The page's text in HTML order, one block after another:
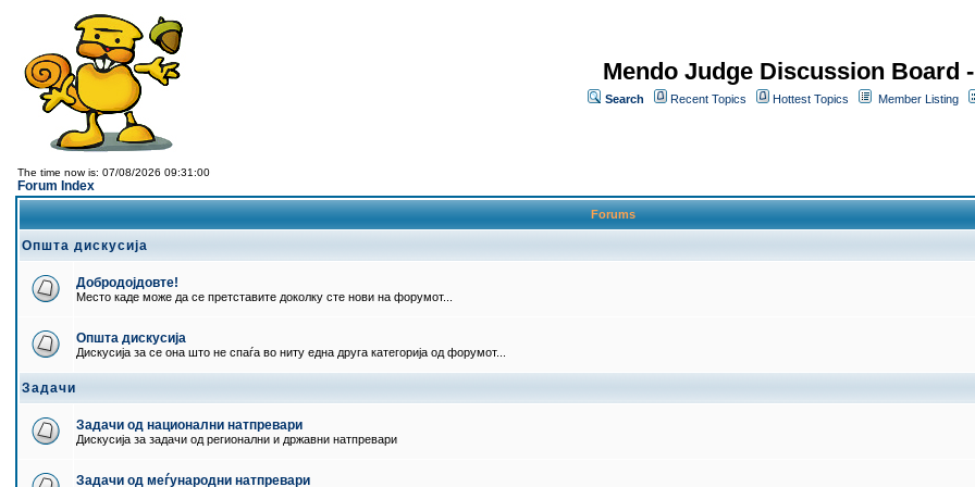
Mendo Judge Discussion Board
Search Recent Topics Hottest Topics Member Listing
The time now is: 07/08/2026 09:31:00
Forum Index
Forums
Општа дискусија
Добродојдовте!
Место каде може да се претставите доколку сте нови на форумот...
Општа дискусија
Дискусија за се она што не спаѓа во ниту една друга категорија од форумот...
Задачи
Задачи од национални натпревари
Дискусија за задачи од регионални и државни натпревари
Задачи од меѓународни натпревари